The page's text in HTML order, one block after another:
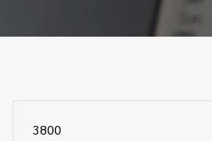
Acceso a la información
Programa Educación en
Transparencia
Contacto
3800